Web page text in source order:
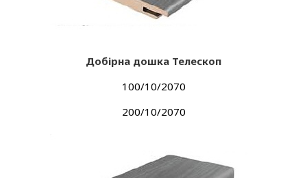
Добірна дошка Телескоп
100/10/2070
200/10/2070